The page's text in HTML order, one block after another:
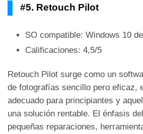
#5. Retouch Pilot
SO compatible: Windows 10
Calificaciones: 4,5/5
Retouch Pilot surge como un
de fotografías sencillo pero eficaz,
adecuado para principiantes y
una solución rentable. El énfasis
pequeñas reparaciones,